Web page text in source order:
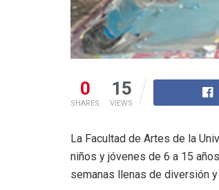
0
SHARES
15
VIEWS
La Facultad de Artes de la
niños y jóvenes de 6 a 15
semanas llenas de diversión